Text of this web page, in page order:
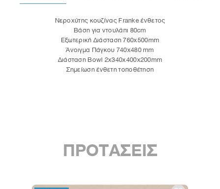
Νεροχύτης κουζίνας Franke ένθετος
Βάση για ντουλάπι 80cm
Εξωτερική ∆ιάσταση 760x500mm
Άνοιγμα Πάγκου 740x480 mm
∆ιάσταση Bowl 2x340x400x200mm
Σημείωση ένθετη τοποθέτηση
ΠΡΟΤΑΣΕΙΣ